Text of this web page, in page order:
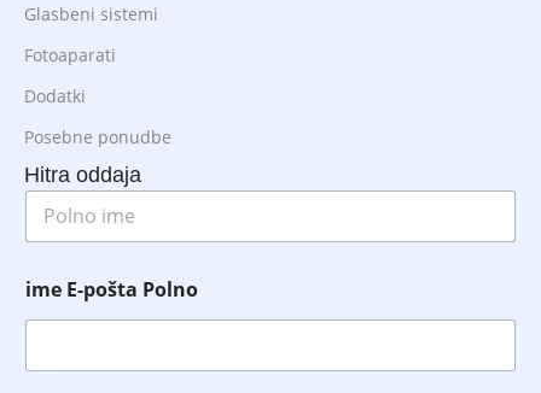
Glasbeni sistemi
Fotoaparati
Dodatki
Posebne ponudbe
Hitra oddaja
P
l
o
i
ime E-pošta Polno